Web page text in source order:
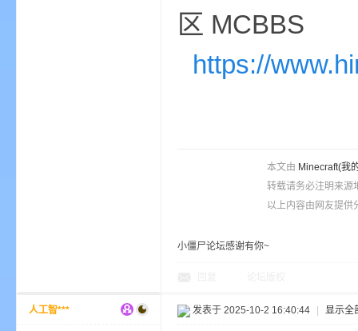
区 MCBBS
https://
本文由 Minecraft(我
转载请务必注明来源
以上内容由网友提供
小僵尸论坛感谢有你~
人工智*** 发表于 2025-10-2 16:40:44 显示全